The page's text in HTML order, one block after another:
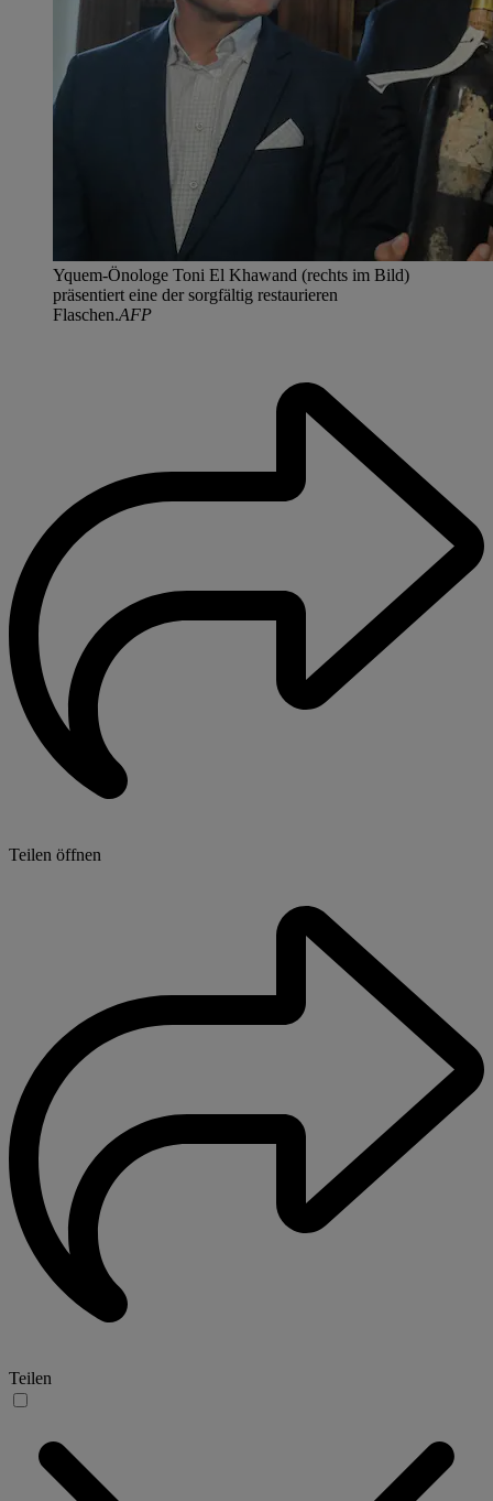
Yquem-Önologe Toni El Khawand (rechts im Bild)
präsentiert eine der sorgfältig restaurieren
Flaschen.AFP
Teilen öffnen
Teilen